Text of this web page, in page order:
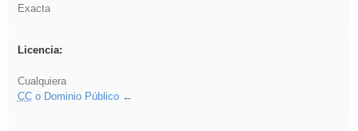
Exacta
Licencia:
Cualquiera
CCo Dominio Público